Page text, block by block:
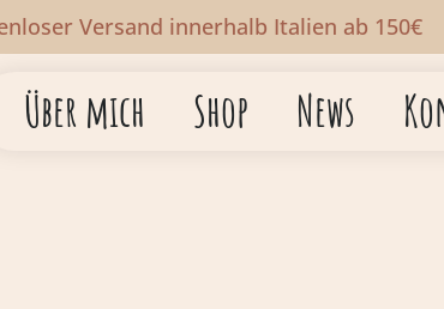
Versand innerhalb Italien ab 150€
Über mich Shop News